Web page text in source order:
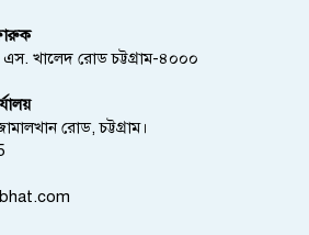
খালেদ রোড চট্টগ্রাম-৪০০০
রোড, চট্টগ্রাম।